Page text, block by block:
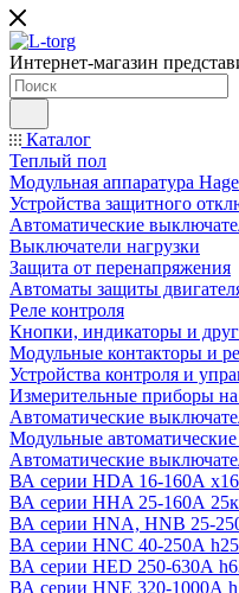
Интернет-магазин
Каталог
Теплый пол
Модульная аппаратура
Устройства защитного
Автоматические
Выключатели нагрузки
Защита от перенапряжения
Автоматы защиты
Реле контроля
Кнопки, индикаторы и
Модульные контакторы и
Устройства контроля и
Измерительные приборы
Автоматические
Модульные
Автоматические
ВА серии HDA 16-160А
ВА серии HHA 25-160А
ВА серии HNA, HNB 25-
ВА серии HNC 40-250А
ВА серии HED 250-630А
ВА серии HNE 320-1000А